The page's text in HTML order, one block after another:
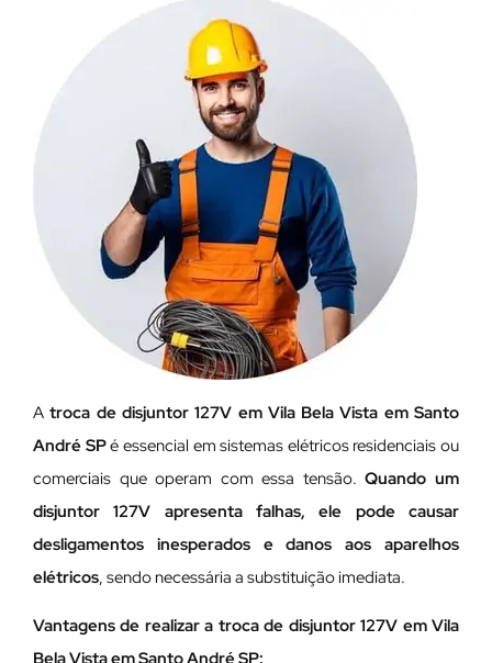
Atroca de disjuntor 127V em Vila Bela Vista em Santo
André SPé essencial em sistemas elétricos residenciais ou
comerciais que operam com essa tensão.Quando um
disjuntor 127V apresenta falhas, ele pode causar
desligamentos inesperados e danos aos aparelhos
elétricos, sendo necessária a substituição imediata.
Vantagens de realizar a troca de disjuntor 127V em Vila